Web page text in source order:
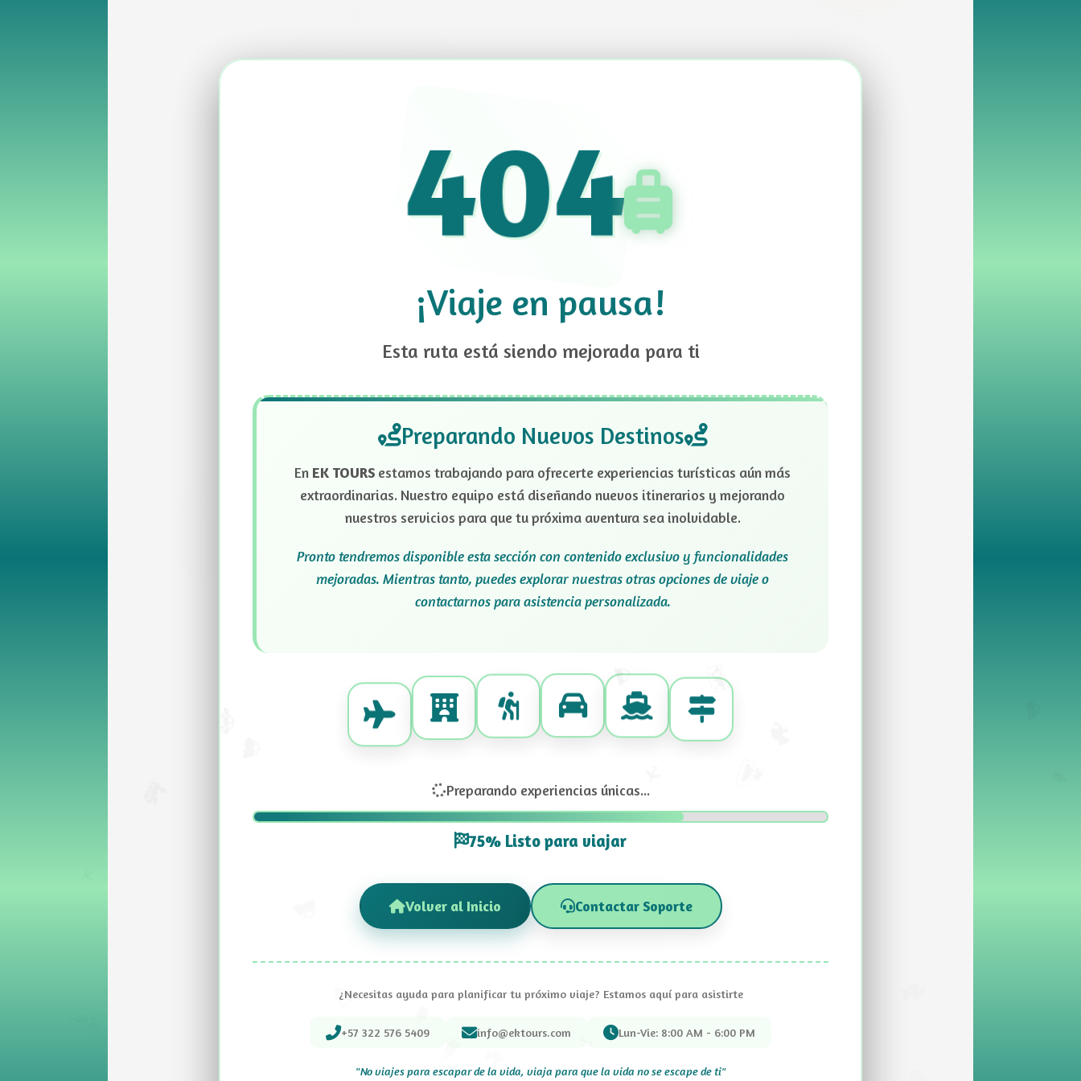
404
¡Viaje en pausa!
Esta ruta está siendo mejorada para ti
Preparando Nuevos Destinos
En EK TOURS estamos trabajando para ofrecerte experiencias turísticas aún más
extraordinarias. Nuestro equipo está diseñando nuevos itinerarios y mejorando
nuestros servicios para que tu próxima aventura sea inolvidable.
Pronto tendremos disponible esta sección con contenido exclusivo y funcionalidades
mejoradas. Mientras tanto, puedes explorar nuestras otras opciones de viaje o
contactarnos para asistencia personalizada.
Preparando experiencias únicas...
75% Listo para viajar
Volver al Inicio Contactar Soporte
¿Necesitas ayuda para planificar tu próximo viaje? Estamos aquí para asistirte
+57 322 576 5409 info@ektours.com Lun-Vie: 8:00 AM - 6:00 PM
"No viajes para escapar de la vida, viaja para que la vida no se escape de ti"